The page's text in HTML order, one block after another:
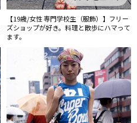
【19歳/女性 専門学校生（服飾）】フリー
ズショップが好き。料理と散歩にハマって
ます。